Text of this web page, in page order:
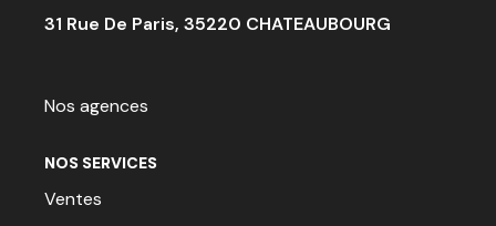
31 Rue De Paris, 35220 CHATEAUBOURG
Nos agences
NOS SERVICES
Ventes